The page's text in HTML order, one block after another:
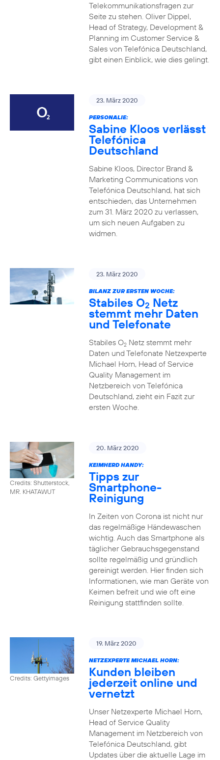
Telekommunikationsfragen zur
Seite zu stehen. Oliver Dippel,
Head of Strategy, Development &
Planning im Customer Service &
Sales von Telefónica Deutschland,
gibt einen Einblick, wie dies gelingt.
23. März 2020
PERSONALIE:
Sabine Kloos verlässt
Telefónica
Deutschland
Sabine Kloos, Director Brand &
Marketing Communications von
Telefónica Deutschland, hat sich
entschieden, das Unternehmen
zum 31. März 2020 zu verlassen,
um sich neuen Aufgaben zu
widmen.
23. März 2020
BILANZ ZUR ERSTEN WOCHE:
Stabiles O2 Netz
stemmt mehr Daten
und Telefonate
Stabiles O2Netz stemmt mehr
Daten und Telefonate Netzexperte
Michael Horn, Head of Service
Quality Management im
Netzbereich von Telefónica
Deutschland, zieht ein Fazit zur
ersten Woche.
Credits: Shutterstock,
MR. KHATAWUT
20. März 2020
KEIMHERD HANDY:
Tipps zur
Smartphone-
Reinigung
In Zeiten von Corona ist nicht nur
das regelmäßige Händewaschen
wichtig. Auch das Smartphone als
täglicher Gebrauchsgegenstand
sollte regelmäßig und gründlich
gereinigt werden. Hier finden sich
Informationen, wie man Geräte von
Keimen befreit und wie oft eine
Reinigung stattfinden sollte.
Credits: Gettyimages
19. März 2020
NETZEXPERTE MICHAEL HORN:
Kunden bleiben
jederzeit online und
vernetzt
Unser Netzexperte Michael Horn,
Head of Service Quality
Management im Netzbereich von
Telefónica Deutschland, gibt
Updates über die aktuelle Lage im